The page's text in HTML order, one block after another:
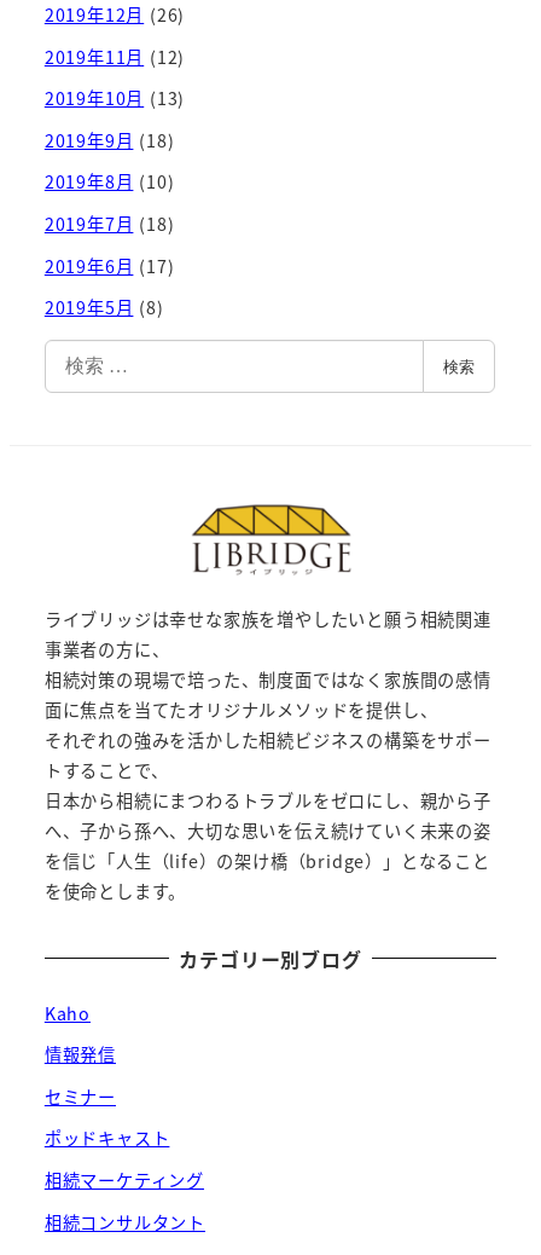
2019年12月 (26)
2019年11月 (12)
2019年10月 (13)
2019年9月 (18)
2019年8月 (10)
2019年7月 (18)
2019年6月 (17)
2019年5月 (8)
索
検索
ライブリッジは幸せな家族を増やしたいと願う相続関連
事業者の方に、
相続対策の現場で培った、制度面ではなく家族間の感情
面に焦点を当てたオリジナルメソッドを提供し、
それぞれの強みを活かした相続ビジネスの構築をサポー
トすることで、
日本から相続にまつわるトラブルをゼロにし、親から子
へ、子から孫へ、大切な思いを伝え続けていく未来の姿
を信じ「人生（life）の架け橋（bridge）」となること
を使命とします。
カテゴリー別ブログ
Kaho
情報発信
セミナー
ポッドキャスト
相続マーケティング
相続コンサルタント